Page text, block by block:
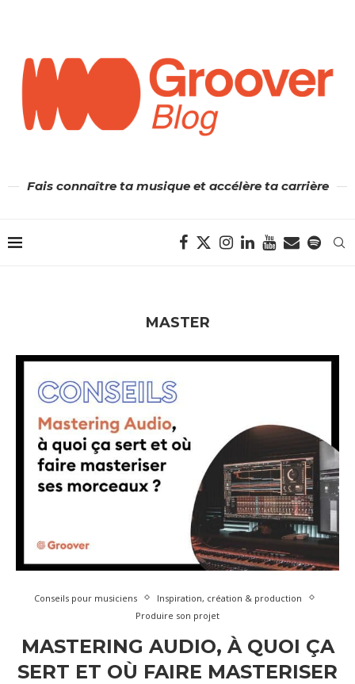
Fais connaître ta musique et accélère ta carrière
MASTER
Conseils pour musiciens
Inspiration, création & production
Produire son projet
MASTERING AUDIO, À QUOI ÇA
SERT ET OÙ FAIRE MASTERISER